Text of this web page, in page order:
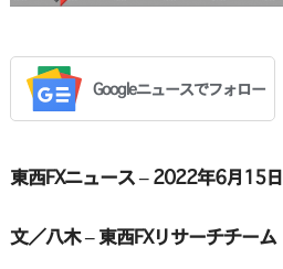
Googleニュースでフォロー
東西FXニュース – 2022年6月15日
文／八木 – 東西FXリサーチチーム